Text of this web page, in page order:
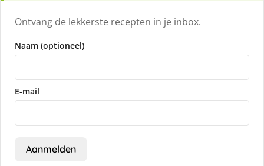
Ontvang de lekkerste recepten in je inbox.
Naam (optioneel)
E-mail
Aanmelden